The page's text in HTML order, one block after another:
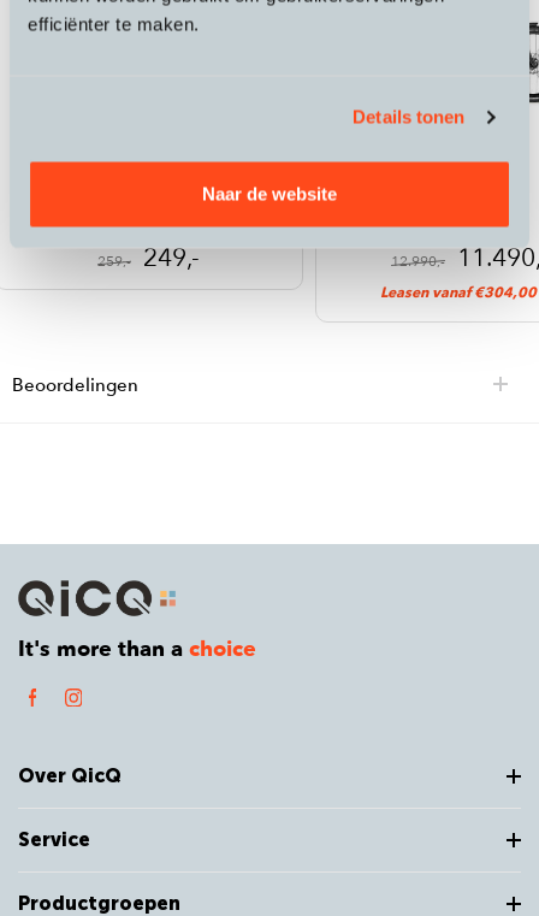
efficiënter te maken.
Details tonen
Naar de website
Stromer
259,- 249,-
Stromer
12.990,-
Leasen vanaf €304,00
Beoordelingen
It's more than a choice
Over QicQ
Service
Productgroepen